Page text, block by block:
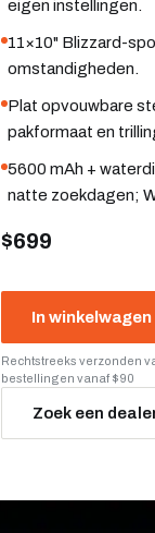
eigen instellingen.
11×10" Blizzard-
omstandigheden.
Plat opvouwbare
pakformaat en
5600 mAh +
natte zoekdagen;
$699
In winkelwagen
Rechtstreeks verzonden
bestellingen vanaf $90
Zoek een